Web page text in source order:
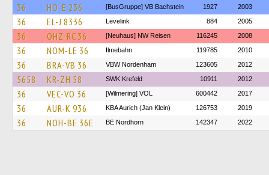
36 HO-E 236 [BusGruppe] VB Bachstein 1927 2003
36 EL-J 8336 Levelink 884 2005
36 OHZ-RC 36 [Neuhaus] NW Reisen 116245 2008
36 NOM-LE 36 Ilmebahn 119785 2010
36 BRA-VB 36 VBW Nordenham 123605 2012
5658 KR-ZH 58 SWK Krefeld 10911 2012
36 VEC-VO 36 [Wilmering] VOL 600442 2017
36 AUR-K 936 KBA Aurich (Jan Klein) 126753 2019
36 NOH-BE 36E BE Nordhorn 142347 2022